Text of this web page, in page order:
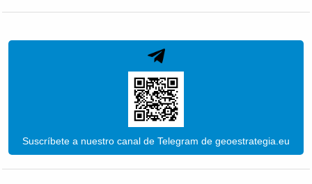
Suscríbete a nuestro canal de Telegram de geoestrategia.eu